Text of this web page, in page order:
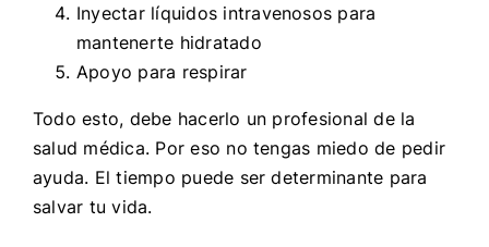
Inyectar líquidos intravenosos para
mantenerte hidratado
Apoyo para respirar
Todo esto, debe hacerlo un profesional de la
salud médica. Por eso no tengas miedo de pedir
ayuda. El tiempo puede ser determinante para
salvar tu vida.